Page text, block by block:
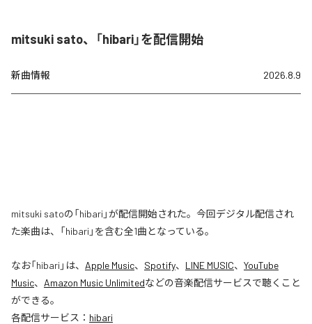
mitsuki sato、「hibari」を配信開始
新曲情報 2026.8.9
mitsuki satoの「hibari」が配信開始された。今回デジタル配信され
た楽曲は、「hibari」を含む全1曲となっている。
なお「hibari 」は、 Apple Music、 Spotify、 LINE MUSIC、 YouTube
Music、 Amazon Music Unlimitedなどの音楽配信サービスで聴くこと
ができる。
各配信サービス： hibari